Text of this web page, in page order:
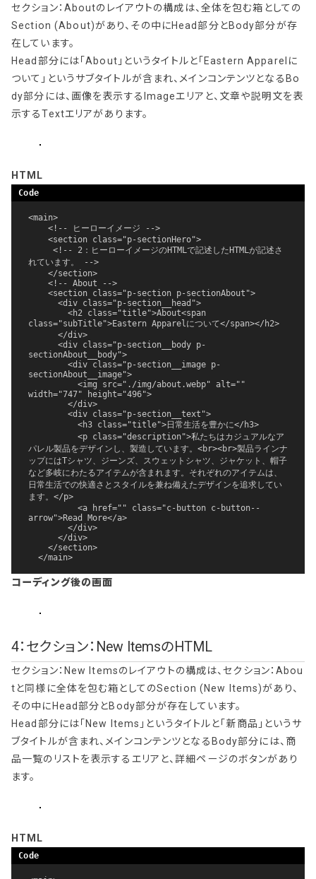
セクション：Aboutのレイアウトの構成は、全体を包む箱としての
Section (About)があり、その中にHead部分とBody部分が存
在しています。
Head部分には「About」というタイトルと「Eastern Apparelに
ついて」というサブタイトルが含まれ、メインコンテンツとなるBo
dy部分には、画像を表示するImageエリアと、文章や説明文を表
示するTextエリアがあります。
HTML
<main>
れています。 -->
class="subTitle">Eastern Apparelについて</span></h2>
sectionAbout__body">
sectionAbout__image">
width="747" height="496">
パレル製品をデザインし、製造しています。<br><br>製品ラインナ
ップにはTシャツ、ジーンズ、スウェットシャツ、ジャケット、帽子
など多岐にわたるアイテムが含まれます。それぞれのアイテムは、
日常生活での快適さとスタイルを兼ね備えたデザインを追求してい
ます。</p>
arrow">Read More</a>
  </main>
コーディング後の画面
4：セクション：New ItemsのHTML
セクション：New Itemsのレイアウトの構成は、セクション：Abou
tと同様に全体を包む箱としてのSection (New Items)があり、
その中にHead部分とBody部分が存在しています。
Head部分には「New Items」というタイトルと「新商品」というサ
ブタイトルが含まれ、メインコンテンツとなるBody部分には、商
品一覧のリストを表示するエリアと、詳細ページのボタンがあり
ます。
HTML